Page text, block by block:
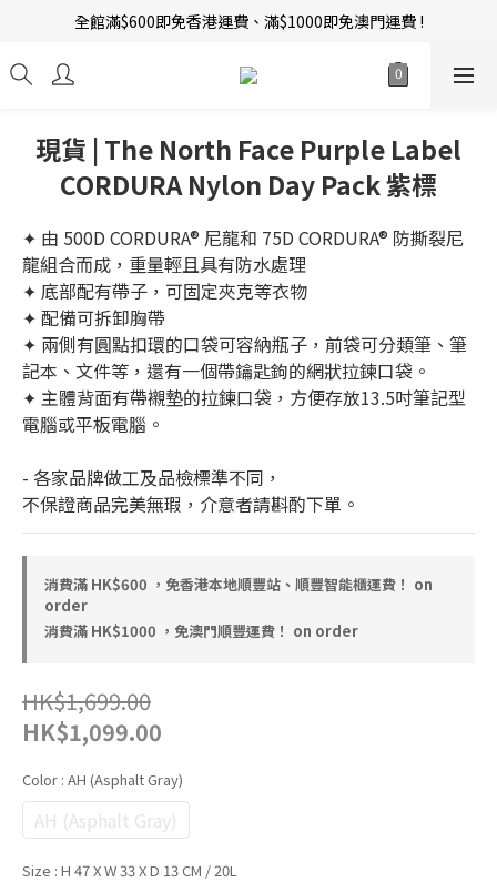
新會員招募中 | 即送 $12 購物金當錢使！
全館滿$600即免香港運費、滿$1000即免澳門運費 !
訂單完成後14天內圖文評價，即贈$10無限期購物金當錢使！
現貨 | The North Face Purple Label
CORDURA Nylon Day Pack 紫標
✦ 由 500D CORDURA® 尼龍和 75D CORDURA® 防撕裂尼
龍組合而成，重量輕且具有防水處理
✦ 底部配有帶子，可固定夾克等衣物
✦ 配備可拆卸胸帶
✦ 兩側有圓點扣環的口袋可容納瓶子，前袋可分類筆、筆
記本、文件等，還有一個帶鑰匙鉤的網狀拉鍊口袋。
✦ 主體背面有帶襯墊的拉鍊口袋，方便存放13.5吋筆記型
電腦或平板電腦。
- 各家品牌做工及品檢標準不同，
不保證商品完美無瑕，介意者請斟酌下單。
消費滿 HK$600 ，免香港本地順豐站、順豐智能櫃運費！ on
order
消費滿 HK$1000 ，免澳門順豐運費！ on order
HK$1,699.00
HK$1,099.00
Color : AH (Asphalt Gray)
AH (Asphalt Gray)
Size : H 47 X W 33 X D 13 CM / 20L